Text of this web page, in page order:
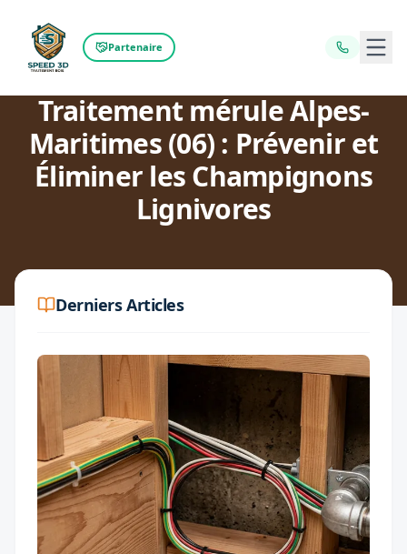
Partenaire
Retour au blog
Traitement mérule Alpes-
Maritimes (06) : Prévenir et
Éliminer les Champignons
Lignivores
Derniers Articles